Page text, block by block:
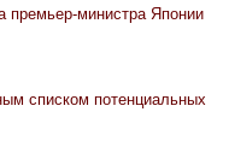
премьер-министра Японии
списком потенциальных